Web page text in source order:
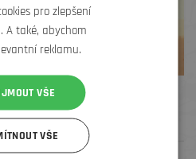
LÍBIT
pro zlepšení
A také, abychom
reklamu.
VŠE
VŠE